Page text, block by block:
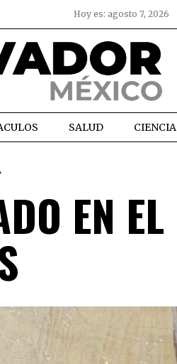
Hoy es: agosto 7, 2026
SALUD CIENCIA
EN EL